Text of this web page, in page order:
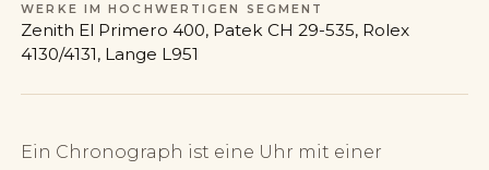
WERKE IM HOCHWERTIGEN SEGMENT
Zenith El Primero 400, Patek CH 29-535, Rolex
4130/4131, Lange L951
Ein Chronograph ist eine Uhr mit einer